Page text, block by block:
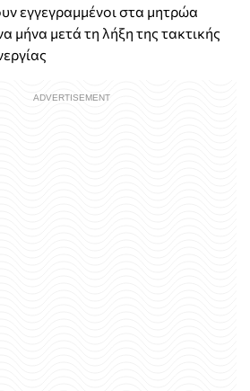
εγγεγραμμένοι στα μητρώα
μήνα μετά τη λήξη της τακτικής